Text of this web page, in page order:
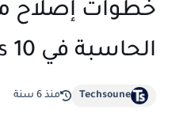
خطوات إصلاح
الحاسبة في Windows 10
Techsoune منذ 6 سنة